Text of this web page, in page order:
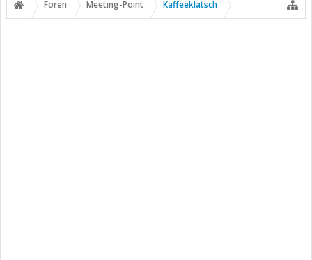
Foren Meeting-Point Kaffeeklatsch